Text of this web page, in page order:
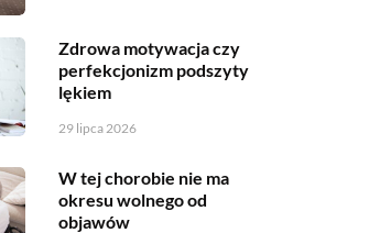
Zdrowa motywacja czy
perfekcjonizm podszyty
lękiem
29 lipca 2026
W tej chorobie nie ma
okresu wolnego od
objawów